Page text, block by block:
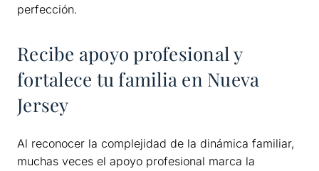
perfección.
Recibe apoyo profesional y
fortalece tu familia en Nueva
Jersey
Al reconocer la complejidad de la dinámica familiar,
muchas veces el apoyo profesional marca la